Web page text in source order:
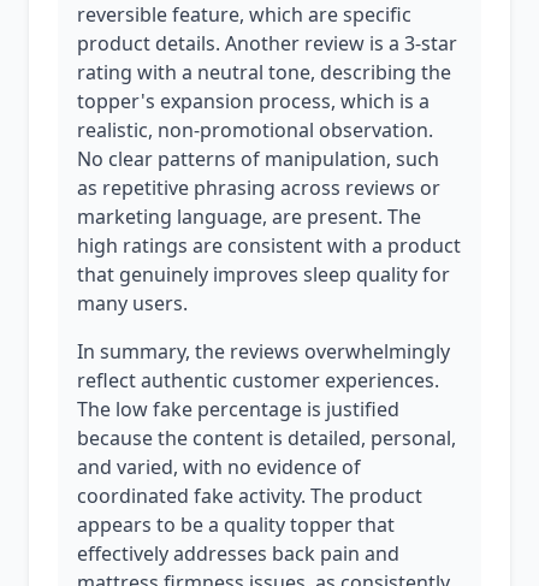
reversible feature, which are specific
product details. Another review is a 3-star
rating with a neutral tone, describing the
topper's expansion process, which is a
realistic, non-promotional observation.
No clear patterns of manipulation, such
as repetitive phrasing across reviews or
marketing language, are present. The
high ratings are consistent with a product
that genuinely improves sleep quality for
many users.
In summary, the reviews overwhelmingly
reflect authentic customer experiences.
The low fake percentage is justified
because the content is detailed, personal,
and varied, with no evidence of
coordinated fake activity. The product
appears to be a quality topper that
effectively addresses back pain and